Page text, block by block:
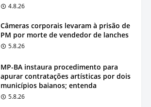
4.8.26
Câmeras corporais levaram à prisão de
PM por morte de vendedor de lanches
5.8.26
MP-BA instaura procedimento para
apurar contratações artísticas por dois
municípios baianos; entenda
5.8.26